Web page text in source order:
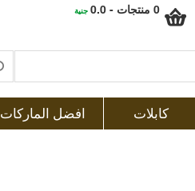
0 منتجات - 0.0 جنية
كابلات افضل الماركات